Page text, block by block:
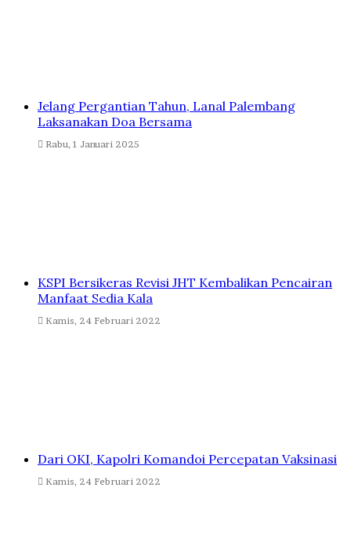
Jelang Pergantian Tahun, Lanal Palembang
Laksanakan Doa Bersama
Rabu, 1 Januari 2025
KSPI Bersikeras Revisi JHT Kembalikan Pencairan
Manfaat Sedia Kala
Kamis, 24 Februari 2022
Dari OKI, Kapolri Komandoi Percepatan Vaksinasi
Kamis, 24 Februari 2022